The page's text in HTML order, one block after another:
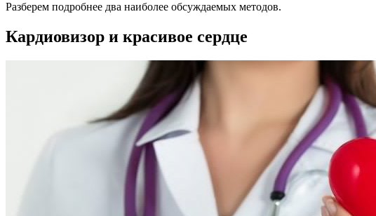
Разберем подробнее два наиболее обсуждаемых методов.
Кардиовизор и красивое сердце